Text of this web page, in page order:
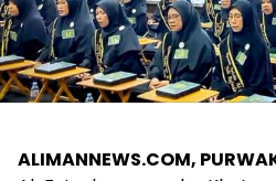
ALIMANNEWS.COM,